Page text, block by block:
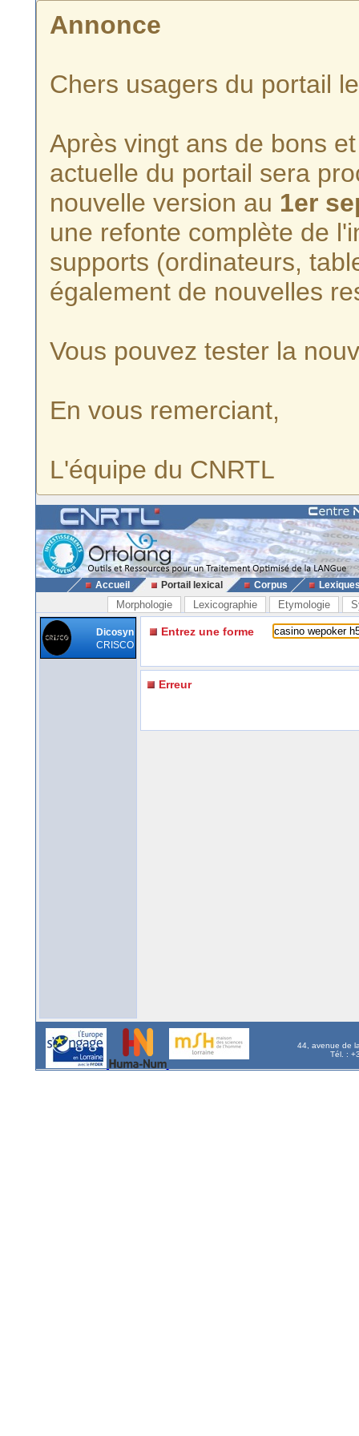
Annonce
Chers usagers du portail
Après vingt ans de bons
actuelle du portail sera
nouvelle version au 1er
une refonte complète de
supports (ordinateurs,
également de nouvelles
Vous pouvez tester la
En vous remerciant,
L'équipe du CNRTL
Accueil Portail lexical Corpus
Morphologie Lexicographie Etymologie
Dicosyn
CRISCO
Entrez une forme
Erreur
44, avenue de
Tél. :